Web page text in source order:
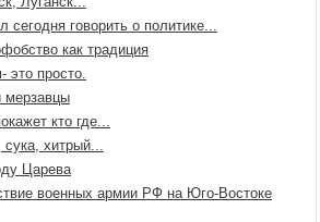
сегодня говорить о политике...
как традиция
это просто.
мерзавцы
кто где...
сука, хитрый...
Царева
военных армии РФ на Юго-Востоке